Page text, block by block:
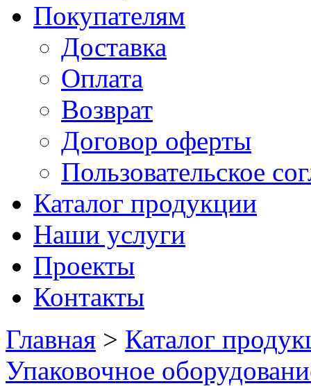
Покупателям
Доставка
Оплата
Возврат
Договор оферты
Пользовательское
Каталог продукции
Наши услуги
Проекты
Контакты
Главная > Каталог
Упаковочное